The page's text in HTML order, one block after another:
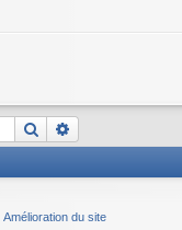
Rechercher
Amélioration du site